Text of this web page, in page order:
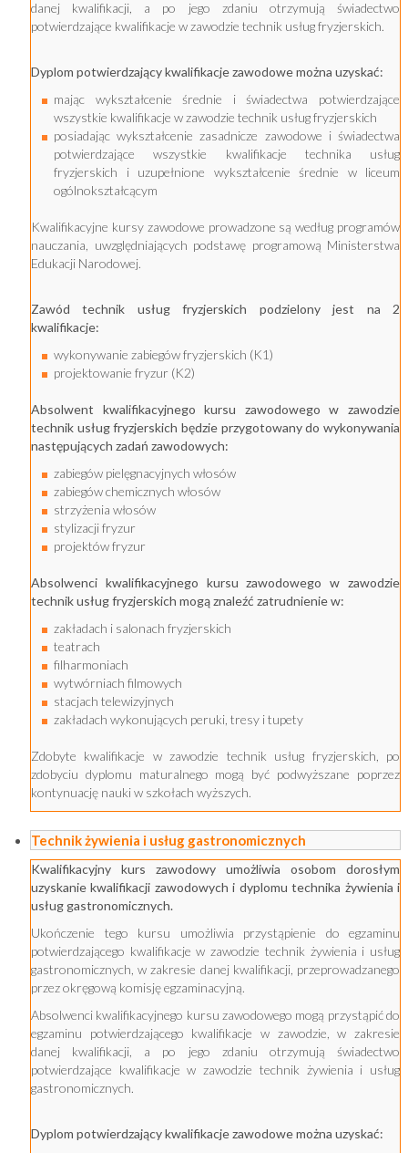
danej kwalifikacji, a po jego zdaniu otrzymują świadectwo
potwierdzające kwalifikacje w zawodzie technik usług fryzjerskich.
Dyplom potwierdzający kwalifikacje zawodowe można uzyskać:
mając wykształcenie średnie i świadectwa potwierdzające
wszystkie kwalifikacje w zawodzie technik usług fryzjerskich
posiadając wykształcenie zasadnicze zawodowe i świadectwa
potwierdzające wszystkie kwalifikacje technika usług
fryzjerskich i uzupełnione wykształcenie średnie w liceum
ogólnokształcącym
Kwalifikacyjne kursy zawodowe prowadzone są według programów
nauczania, uwzględniających podstawę programową Ministerstwa
Edukacji Narodowej.
Zawód technik usług fryzjerskich podzielony jest na 2
kwalifikacje:
wykonywanie zabiegów fryzjerskich (K1)
projektowanie fryzur (K2)
Absolwent kwalifikacyjnego kursu zawodowego w zawodzie
technik usług fryzjerskich będzie przygotowany do wykonywania
następujących zadań zawodowych:
zabiegów pielęgnacyjnych włosów
zabiegów chemicznych włosów
strzyżenia włosów
stylizacji fryzur
projektów fryzur
Absolwenci kwalifikacyjnego kursu zawodowego w zawodzie
technik usług fryzjerskich mogą znaleźć zatrudnienie w:
zakładach i salonach fryzjerskich
teatrach
filharmoniach
wytwórniach filmowych
stacjach telewizyjnych
zakładach wykonujących peruki, tresy i tupety
Zdobyte kwalifikacje w zawodzie technik usług fryzjerskich, po
zdobyciu dyplomu maturalnego mogą być podwyższane poprzez
kontynuację nauki w szkołach wyższych.
Technik żywienia i usług gastronomicznych
Kwalifikacyjny kurs zawodowy umożliwia osobom dorosłym
uzyskanie kwalifikacji zawodowych i dyplomu technika żywienia i
usług gastronomicznych.
Ukończenie tego kursu umożliwia przystąpienie do egzaminu
potwierdzającego kwalifikacje w zawodzie technik żywienia i usług
gastronomicznych, w zakresie danej kwalifikacji, przeprowadzanego
przez okręgową komisję egzaminacyjną.
Absolwenci kwalifikacyjnego kursu zawodowego mogą przystąpić do
egzaminu potwierdzającego kwalifikacje w zawodzie, w zakresie
danej kwalifikacji, a po jego zdaniu otrzymują świadectwo
potwierdzające kwalifikacje w zawodzie technik żywienia i usług
gastronomicznych.
Dyplom potwierdzający kwalifikacje zawodowe można uzyskać: